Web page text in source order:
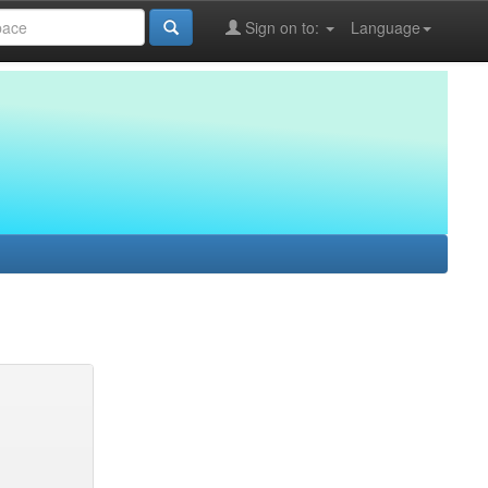
Language
Sign on to: